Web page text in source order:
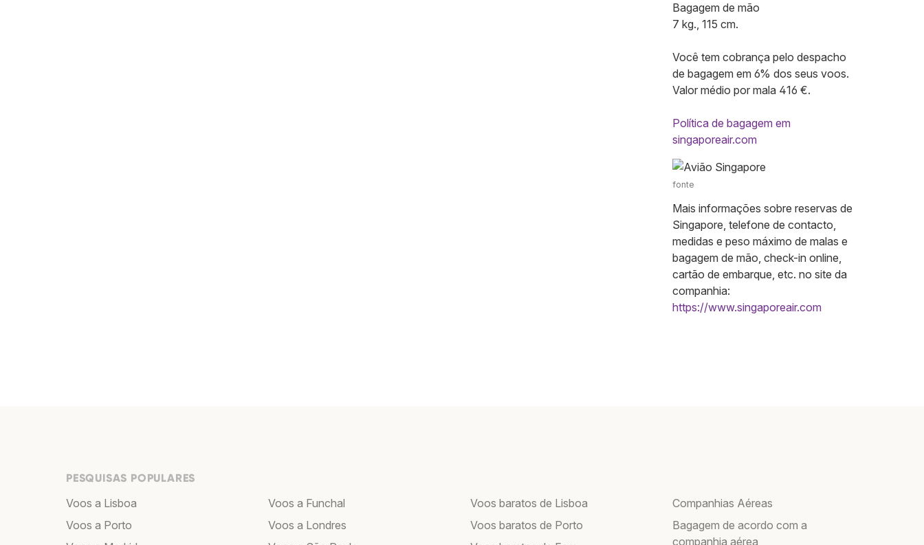
Bagagem de mão
7 kg., 115 cm.
Você tem cobrança pelo despacho
de bagagem em 6% dos seus voos.
Valor médio por mala 416 €.
Política de bagagem em
singaporeair.com
fonte
Mais informações sobre reservas de
Singapore, telefone de contacto,
medidas e peso máximo de malas e
bagagem de mão, check-in online,
cartão de embarque, etc. no site da
companhia:
https://www.singaporeair.com
PESQUISAS POPULARES
Voos a Lisboa
Voos a Porto
Voos a Funchal
Voos a Londres
Voos baratos de Lisboa
Voos baratos de Porto
Companhias Aéreas
Bagagem de acordo com a
companhia aérea